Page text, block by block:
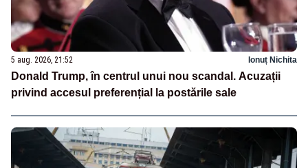
5 aug. 2026, 21:52 Ionuț Nichita
Donald Trump, în centrul unui nou scandal. Acuzații
privind accesul preferențial la postările sale